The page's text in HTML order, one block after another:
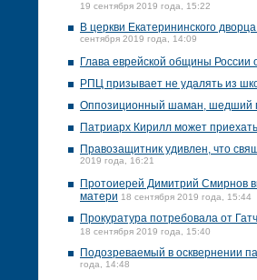
19 сентября 2019 года, 15:22
В церкви Екатерининского
сентября 2019 года, 14:09
Глава еврейской общины
РПЦ призывает не удалять из
Оппозиционный шаман, шедший
Патриарх Кирилл может
Правозащитник удивлен, что
2019 года, 16:21
Протоиерей Димитрий Смирнов
матери 18 сентября 2019 года, 15:44
Прокуратура потребовала от
18 сентября 2019 года, 15:40
Подозреваемый в осквернении
года, 14:48